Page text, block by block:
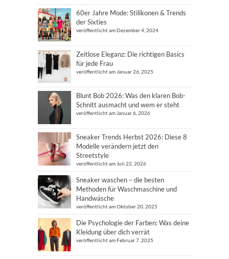
60er Jahre Mode: Stilikonen & Trends
der Sixties
veröffentlicht am Dezember 4, 2024
Zeitlose Eleganz: Die richtigen Basics
für jede Frau
veröffentlicht am Januar 26, 2025
Blunt Bob 2026: Was den klaren Bob-
Schnitt ausmacht und wem er steht
veröffentlicht am Januar 6, 2026
Sneaker Trends Herbst 2026: Diese 8
Modelle verändern jetzt den
Streetstyle
veröffentlicht am Juli 22, 2026
Sneaker waschen – die besten
Methoden für Waschmaschine und
Handwäsche
veröffentlicht am Oktober 20, 2025
Die Psychologie der Farben: Was deine
Kleidung über dich verrät
veröffentlicht am Februar 7, 2025